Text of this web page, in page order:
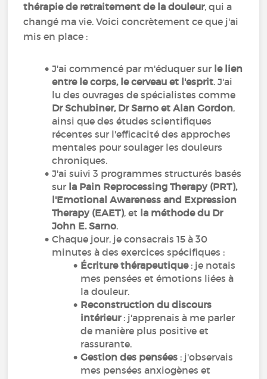
thérapie de retraitement de la douleur, qui a
changé ma vie. Voici concrètement ce que j'ai
mis en place :
J'ai commencé par m'éduquer sur le lien
entre le corps, le cerveau et l'esprit. J'ai
lu des ouvrages de spécialistes comme
Dr Schubiner, Dr Sarno et Alan Gordon,
ainsi que des études scientifiques
récentes sur l'efficacité des approches
mentales pour soulager les douleurs
chroniques.
J'ai suivi 3 programmes structurés basés
sur la Pain Reprocessing Therapy (PRT),
l'Emotional Awareness and Expression
Therapy (EAET), et la méthode du Dr
John E. Sarno.
Chaque jour, je consacrais 15 à 30
minutes à des exercices spécifiques :
Écriture thérapeutique: je notais
mes pensées et émotions liées à
la douleur.
Reconstruction du discours
intérieur: j'apprenais à me parler
de manière plus positive et
rassurante.
Gestion des pensées : j'observais
mes pensées anxiogènes et